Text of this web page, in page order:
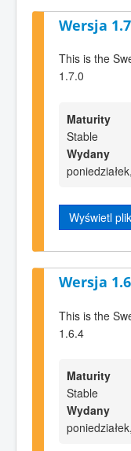
Wersja
This is the
1.7.0
Maturity
Stable
Wydany
Wyświetl
Wersja
This is the
1.6.4
Maturity
Stable
Wydany